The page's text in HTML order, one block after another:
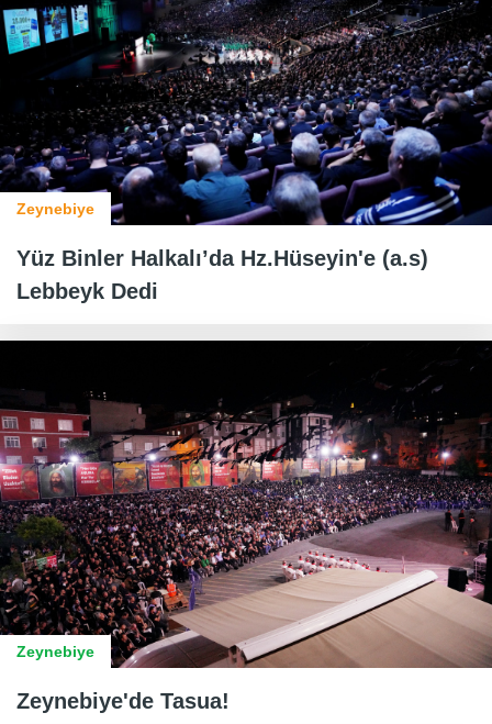
Zeynebiye
Yüz Binler Halkalı’da Hz.Hüseyin'e (a.s)
Lebbeyk Dedi
Zeynebiye
Zeynebiye'de Tasua!